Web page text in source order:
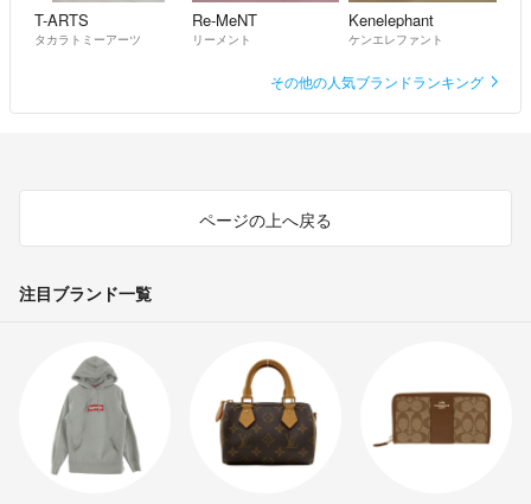
T-ARTS
タカラトミーアーツ
Re-MeNT
リーメント
Kenelephant
ケンエレファント
その他の人気ブランドランキング
ページの上へ戻る
注目ブランド一覧